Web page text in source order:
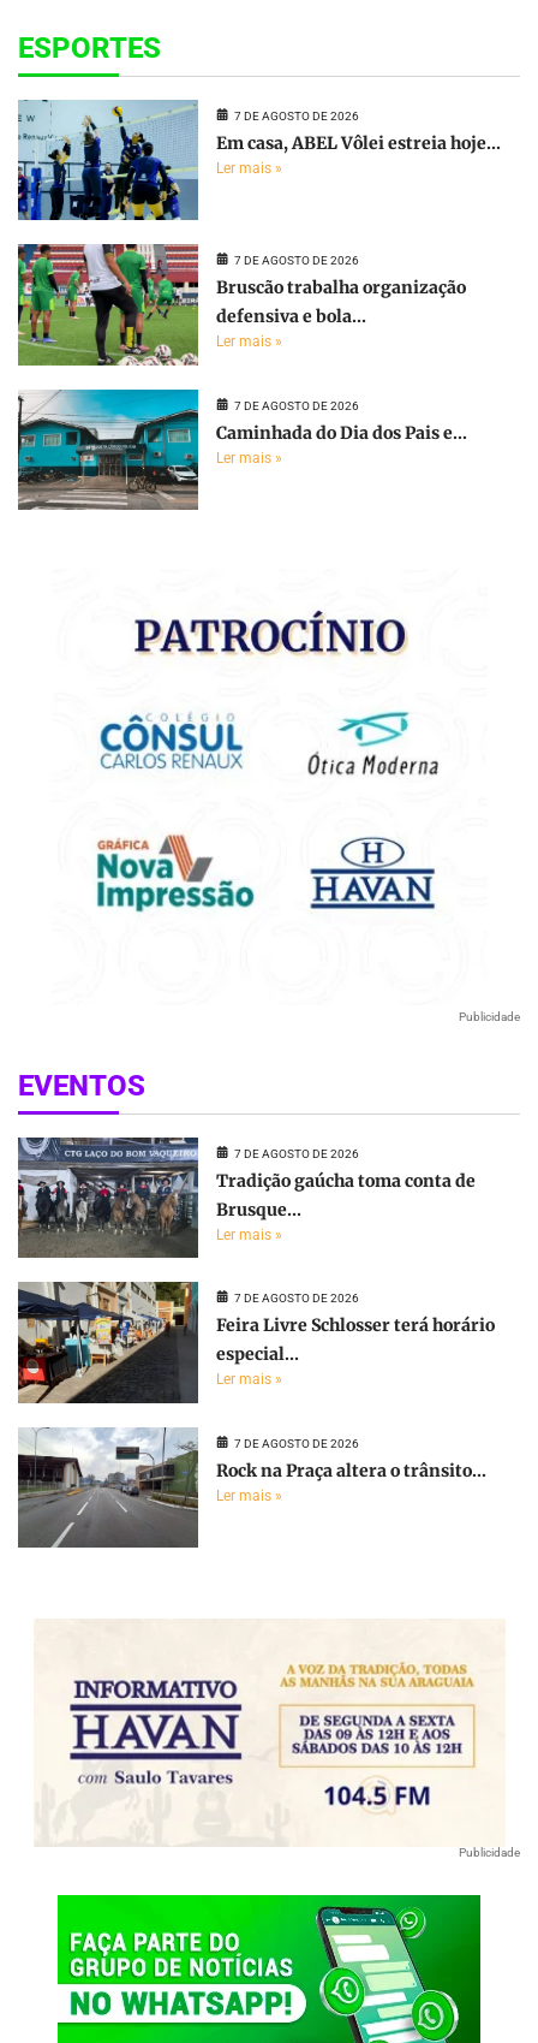
ESPORTES
7 DE AGOSTO DE 2026
Em casa, ABEL Vôlei estreia hoje...
Ler mais »
7 DE AGOSTO DE 2026
Bruscão trabalha organização
defensiva e bola...
Ler mais »
7 DE AGOSTO DE 2026
Caminhada do Dia dos Pais e...
Ler mais »
Publicidade
EVENTOS
7 DE AGOSTO DE 2026
Tradição gaúcha toma conta de
Brusque...
Ler mais »
7 DE AGOSTO DE 2026
Feira Livre Schlosser terá horário
especial...
Ler mais »
7 DE AGOSTO DE 2026
Rock na Praça altera o trânsito...
Ler mais »
Publicidade